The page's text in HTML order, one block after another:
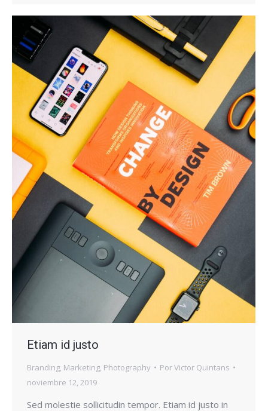
Etiam id justo
Branding, Marketing, Photography PorVictor Quintans
noviembre 12, 2019
Sed molestie sollicitudin tempor. Etiam id justo in